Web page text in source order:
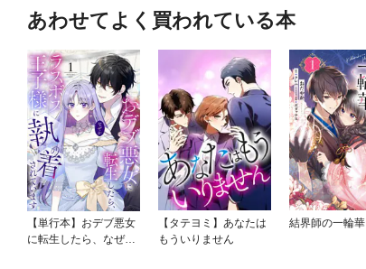
あわせてよく買われている本
【単行本】おデブ悪女
に転生したら、なぜか
【タテヨミ】あなたは
もういりません
結界師の一輪華